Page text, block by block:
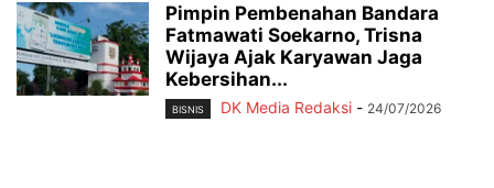
Pimpin Pembenahan Bandara
Fatmawati Soekarno, Trisna
Wijaya Ajak Karyawan Jaga
Kebersihan...
BISNIS DK Media Redaksi - 24/07/2026